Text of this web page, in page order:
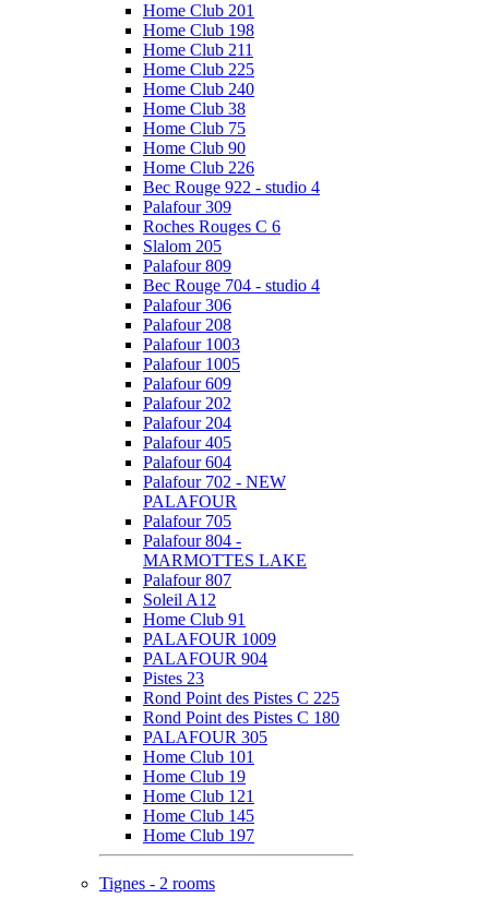
Home Club 201
Home Club 198
Home Club 211
Home Club 225
Home Club 240
Home Club 38
Home Club 75
Home Club 90
Home Club 226
Bec Rouge 922 - studio 4
Palafour 309
Roches Rouges C 6
Slalom 205
Palafour 809
Bec Rouge 704 - studio 4
Palafour 306
Palafour 208
Palafour 1003
Palafour 1005
Palafour 609
Palafour 202
Palafour 204
Palafour 405
Palafour 604
Palafour 702 - NEW
PALAFOUR
Palafour 705
Palafour 804 -
MARMOTTES LAKE
Palafour 807
Soleil A12
Home Club 91
PALAFOUR 1009
PALAFOUR 904
Pistes 23
Rond Point des Pistes C 225
Rond Point des Pistes C 180
PALAFOUR 305
Home Club 101
Home Club 19
Home Club 121
Home Club 145
Home Club 197
Tignes - 2 rooms